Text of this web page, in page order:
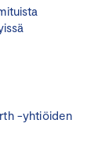
-yhtiöiden